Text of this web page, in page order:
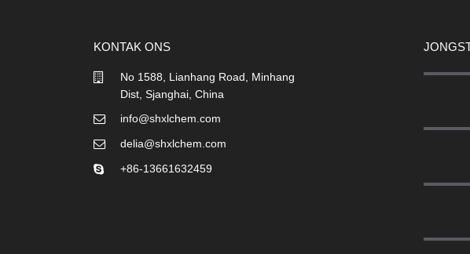
KONTAK ONS
No 1588, Lianhang Road, Minhang
Dist, Sjanghai, China
info@shxlchem.com
delia@shxlchem.com
+86-13661632459